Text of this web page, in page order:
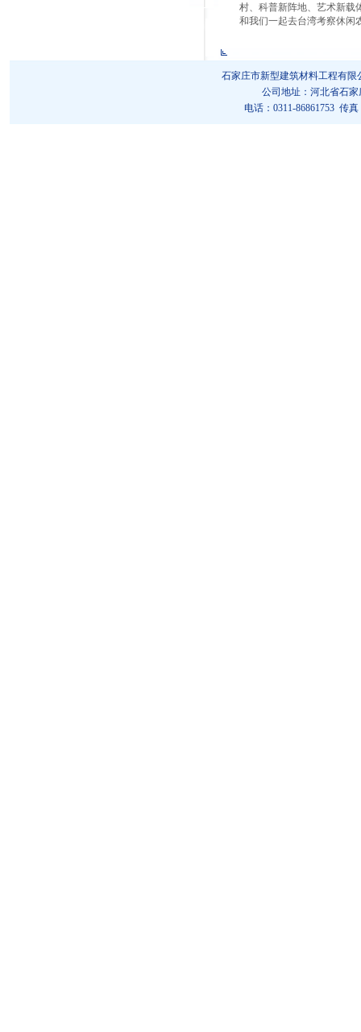
村、科普新阵地、艺术新载
和我们一起去台湾考察休闲
石家庄市新型建筑材料工程有限
公司地址：河北省石家
电话：0311-86861753 传真